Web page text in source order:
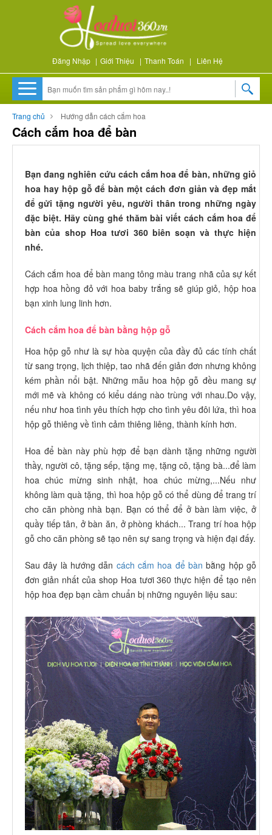
Đăng Nhập | Giới Thiệu | Thanh Toán | Liên Hệ
Trang chủ Hướng dẫn cách cắm hoa
Cách cắm hoa để bàn
Bạn đang nghiên cứu cách cắm hoa để bàn, những giỏ
hoa hay hộp gỗ để bàn một cách đơn giản và đẹp mắt
để gửi tặng người yêu, người thân trong những ngày
đặc biệt. Hãy cùng ghé thăm bài viết cách cắm hoa để
bàn của shop Hoa tươi 360 biên soạn và thực hiện
nhé.
Cách cắm hoa để bàn mang tông màu trang nhã của sự kết
hợp hoa hồng đỏ với hoa baby trắng sẽ giúp giỏ, hộp hoa
bạn xinh lung linh hơn.
Cách cắm hoa để bàn bằng hộp gỗ
Hoa hộp gỗ như là sự hòa quyện của đầy đủ các tính chất
từ sang trọng, lịch thiệp, tao nhã đến giản đơn nhưng không
kém phần nổi bật. Những mẫu hoa hộp gỗ đều mang sự
mới mẽ và không có kiểu dáng nào trùng với nhau.Do vậy,
nếu như hoa tình yêu thích hợp cho tình yêu đôi lứa, thì hoa
hộp gỗ thiêng về tình cảm thiêng liêng, thành kính hơn.
Hoa để bàn này phù hợp để bạn dành tặng những người
thầy, người cô, tặng sếp, tặng mẹ, tặng cô, tặng bà...để làm
hoa chúc mừng sinh nhật, hoa chúc mừng,...Nếu như
không làm quà tặng, thì hoa hộp gỗ có thể dùng để trang trí
cho căn phòng nhà bạn. Bạn có thể để ở bàn làm việc, ở
quầy tiếp tân, ở bàn ăn, ở phòng khách... Trang trí hoa hộp
gỗ cho căn phòng sẽ tạo nên sự sang trọng và hiện đại đấy.
Sau đây là hướng dẫn cách cắm hoa để bàn bằng hộp gỗ
đơn giản nhất của shop Hoa tươi 360 thực hiện để tạo nên
hộp hoa đẹp bạn cầm chuẩn bị những nguyên liệu sau: